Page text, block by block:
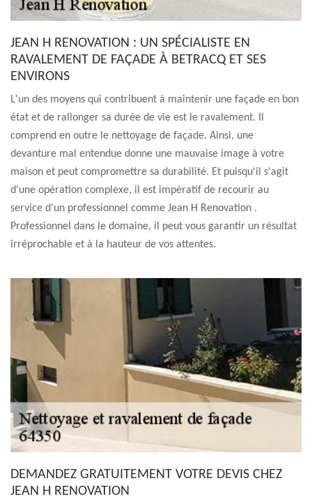
JEAN H RENOVATION : UN SPÉCIALISTE EN
RAVALEMENT DE FAÇADE À BETRACQ ET SES
ENVIRONS
L'un des moyens qui contribuent à maintenir une façade en bon
état et de rallonger sa durée de vie est le ravalement. Il
comprend en outre le nettoyage de façade. Ainsi, une
devanture mal entendue donne une mauvaise image à votre
maison et peut compromettre sa durabilité. Et puisqu'il s'agit
d'une opération complexe, il est impératif de recourir au
service d'un professionnel comme Jean H Renovation .
Professionnel dans le domaine, il peut vous garantir un résultat
irréprochable et à la hauteur de vos attentes.
DEMANDEZ GRATUITEMENT VOTRE DEVIS CHEZ
JEAN H RENOVATION